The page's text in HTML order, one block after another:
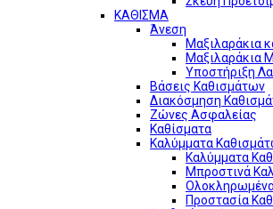
ΚΑΘΙΣΜΑ
Άνεση
Μαξιλαράκια
Μαξιλαράκια
Υποστήριξη
Βάσεις Καθισμάτων
Διακόσμηση
Ζώνες Ασφαλείας
Καθίσματα
Καλύμματα
Καλύμματα
Μπροστινά
Προστασία